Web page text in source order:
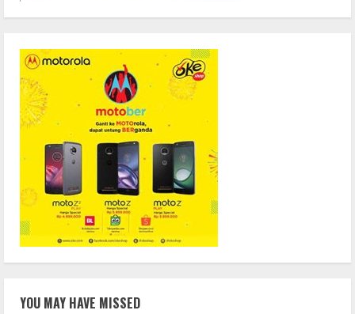
YOU MAY HAVE MISSED